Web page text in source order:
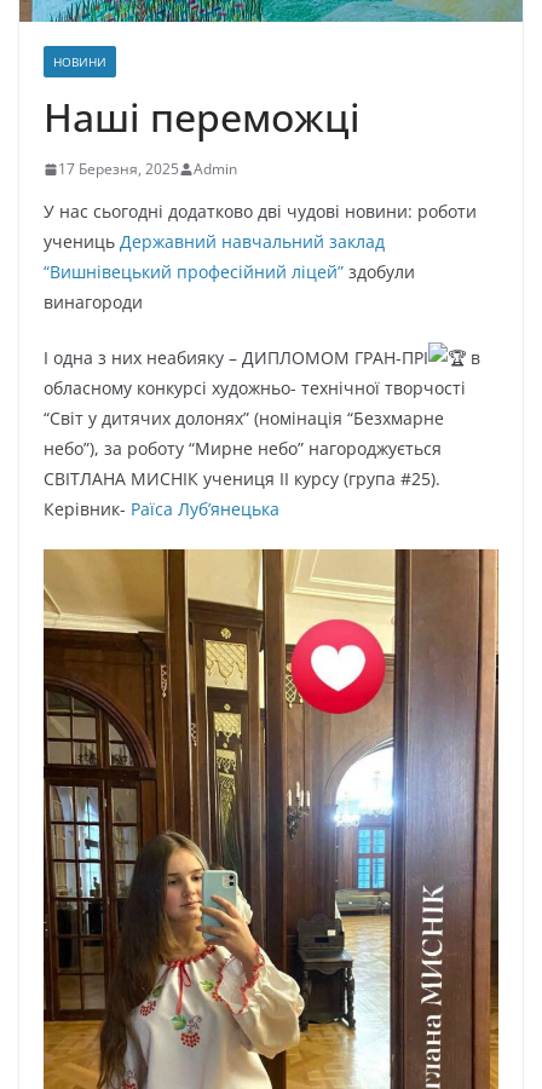
НОВИНИ
Наші переможці
17 Березня, 2025 Admin
У нас сьогодні додатково дві чудові новини: роботи
учениць Державний навчальний заклад
“Вишнівецький професійний ліцей” здобули
винагороди
І одна з них неабияку – ДИПЛОМОМ ГРАН-ПРІ
в
обласному конкурсі художньо- технічної творчості
“Світ у дитячих долонях” (номінація “Безхмарне
небо”), за роботу “Мирне небо” нагороджується
СВІТЛАНА МИСНІК учениця ІІ курсу (група #25).
Керівник- Раїса Луб’янецька